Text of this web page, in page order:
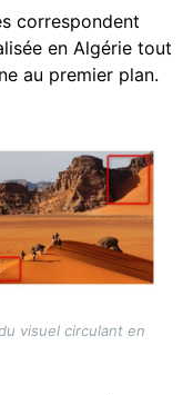
correspondent
en Algérie tout
au premier plan.
visuel circulant en